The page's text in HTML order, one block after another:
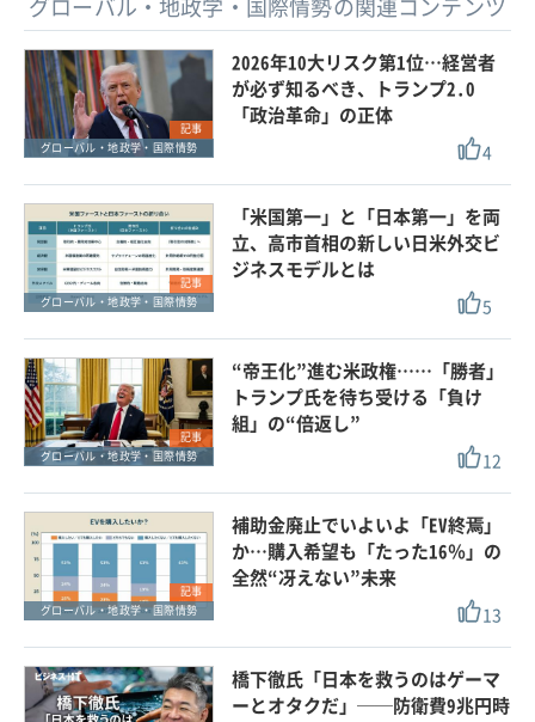
記事
グローバル・地政学・国際情勢
2026年10大リスク第1位…経営者
が必ず知るべき、トランプ2.0
「政治革命」の正体
4
記事
グローバル・地政学・国際情勢
「米国第一」と「日本第一」を両
立、高市首相の新しい日米外交ビ
ジネスモデルとは
5
記事
グローバル・地政学・国際情勢
“帝王化”進む米政権……「勝者」
トランプ氏を待ち受ける「負け
組」の“倍返し”
12
記事
グローバル・地政学・国際情勢
補助金廃止でいよいよ「EV終焉」
か…購入希望も「たった16％」の
全然“冴えない”未来
13
橋下徹氏「日本を救うのはゲーマ
ーとオタクだ」──防衛費9兆円時